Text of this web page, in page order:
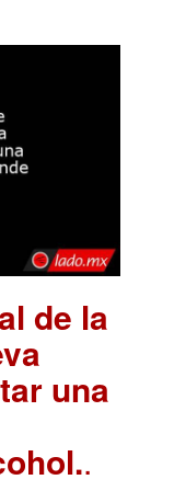
de la
una
.